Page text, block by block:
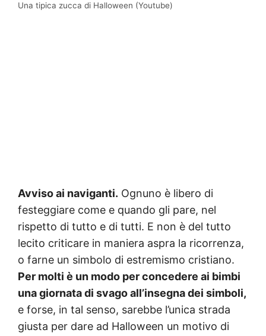
Una tipica zucca di Halloween (Youtube)
Avviso ai naviganti. Ognuno è libero di
festeggiare come e quando gli pare, nel
rispetto di tutto e di tutti. E non è del tutto
lecito criticare in maniera aspra la ricorrenza,
o farne un simbolo di estremismo cristiano.
Per molti è un modo per concedere ai bimbi
una giornata di svago all’insegna dei simboli,
e forse, in tal senso, sarebbe l’unica strada
giusta per dare ad Halloween un motivo di